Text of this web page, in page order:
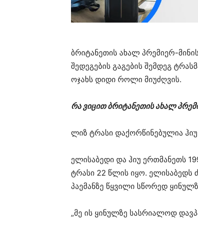
ბრიტანეთის ახალ პრემიერ-
შედეგების გაგების შემდეგ
ოჯახს დიდი როლი მიუძღვის.
რა ვიცით ბრიტანეთის ახალ
ლიზ ტრასი დაქორწინებულია
ელისაბედი და ჰიუ ერთმანეთს
ტრასი 22 წლის იყო. ელისაბედს
პაემანზე წყვილი სწორედ
„მე ის ყინულზე სასრიალოდ